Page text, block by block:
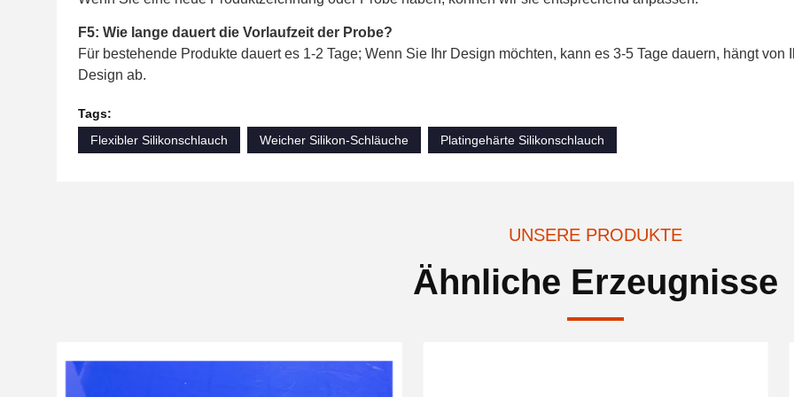
F5: Wie lange dauert die Vorlaufzeit der Probe?
Für bestehende Produkte dauert es 1-2 Tage; Wenn Sie Ihr Design möchten, kann es 3-5 Tage dauern, hängt von
Design ab.
Tags:
Flexibler Silikonschlauch
Weicher Silikon-Schläuche Platingehärte Silikonschlauch
UNSERE PRODUKTE
Ähnliche Erzeugnisse